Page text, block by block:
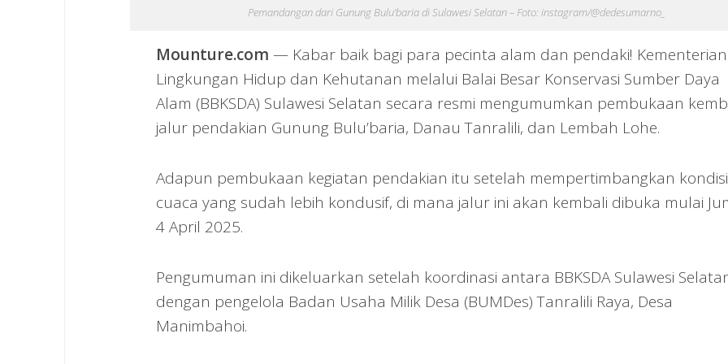
Pemandangan dari Gunung Bulu’baria di Sulawesi Selatan – Foto: instagram/@dedesumarno_
Mounture.com — Kabar baik bagi para pecinta alam dan pendaki! Kementerian
Lingkungan Hidup dan Kehutanan melalui Balai Besar Konservasi Sumber Daya
Alam (BBKSDA) Sulawesi Selatan secara resmi mengumumkan pembukaan
jalur pendakian Gunung Bulu’baria, Danau Tanralili, dan Lembah Lohe.
Adapun pembukaan kegiatan pendakian itu setelah mempertimbangkan kondisi
cuaca yang sudah lebih kondusif, di mana jalur ini akan kembali dibuka mulai
4 April 2025.
Pengumuman ini dikeluarkan setelah koordinasi antara BBKSDA Sulawesi
dengan pengelola Badan Usaha Milik Desa (BUMDes) Tanralili Raya, Desa
Manimbahoi.